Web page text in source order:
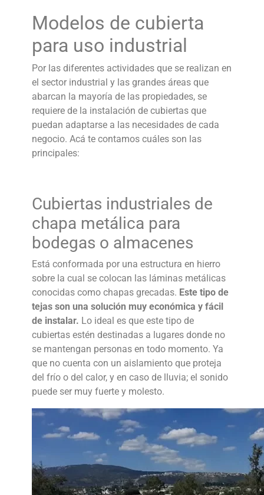
Modelos de cubierta
para uso industrial
Por las diferentes actividades que se realizan en
el sector industrial y las grandes áreas que
abarcan la mayoría de las propiedades, se
requiere de la instalación de cubiertas que
puedan adaptarse a las necesidades de cada
negocio. Acá te contamos cuáles son las
principales:
Cubiertas industriales de
chapa metálica para
bodegas o almacenes
Está conformada por una estructura en hierro
sobre la cual se colocan las láminas metálicas
conocidas como chapas grecadas. Este tipo de
tejas son una solución muy económica y fácil
de instalar. Lo ideal es que este tipo de
cubiertas estén destinadas a lugares donde no
se mantengan personas en todo momento. Ya
que no cuenta con un aislamiento que proteja
del frío o del calor, y en caso de lluvia; el sonido
puede ser muy fuerte y molesto.